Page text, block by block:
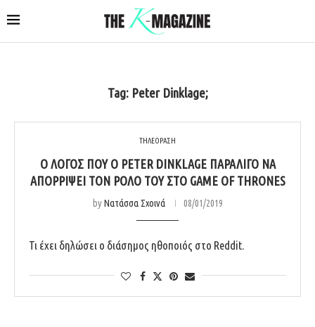
Tag: Peter Dinklage;
ΤΗΛΕΟΡΑΣΗ
Ο ΛΌΓΟΣ ΠΟΥ Ο PETER DINKLAGE ΠΑΡΑΛΊΓΟ ΝΑ
ΑΠΟΡΡΊΨΕΙ ΤΟΝ ΡΌΛΟ ΤΟΥ ΣΤΟ GAME OF THRONES
byΝατάσσα Σχοινά 08/01/2019
Τι έχει δηλώσει ο διάσημος ηθοποιός στο Reddit.